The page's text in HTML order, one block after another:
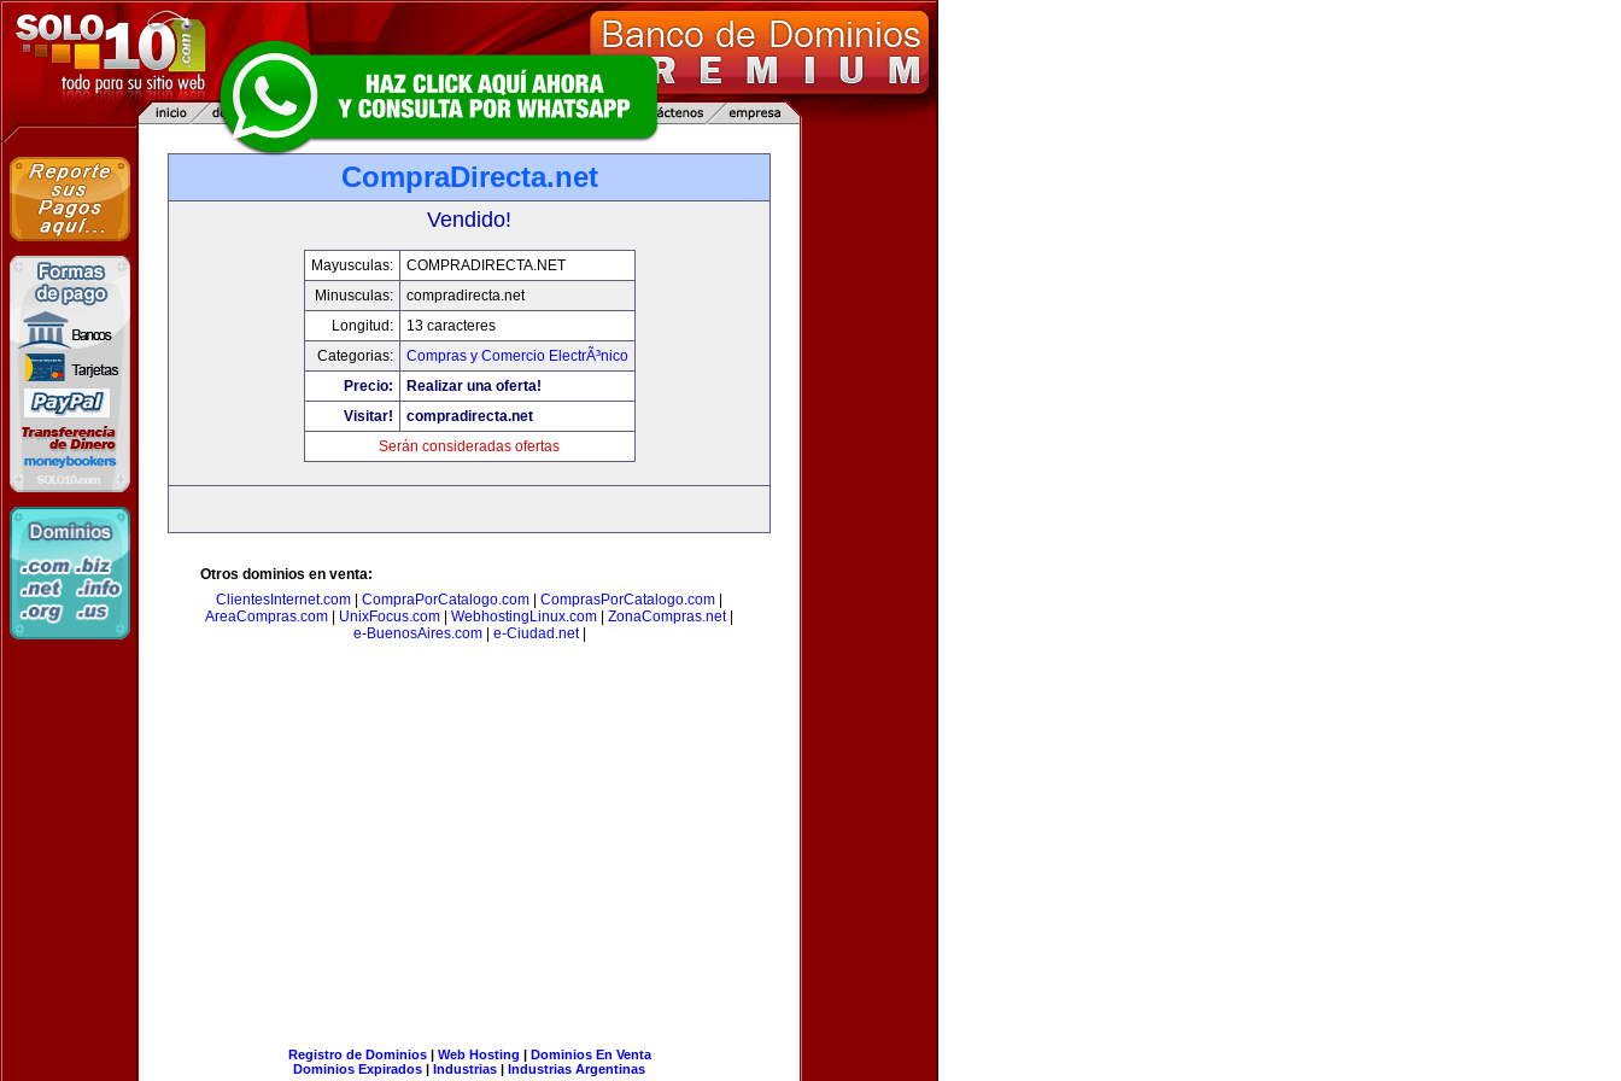
CompraDirecta.net
Vendido!
Mayusculas:
COMPRADIRECTA.NET
Minusculas:
compradirecta.net
Longitud:
13 caracteres
Categorias:
Compras y Comercio ElectrÃ³nico
Precio:
Realizar una oferta!
Visitar!
compradirecta.net
Serán consideradas ofertas
Otros dominios en venta:
ClientesInternet.com
CompraPorCatalogo.com ComprasPorCatalogo.com
AreaCompras.com
UnixFocus.com WebhostingLinux.com ZonaCompras.net|
e-BuenosAires.com| e-Ciudad.net|
Registro de Dominios| Web Hosting | Dominios En Venta
Dominios Expirados | Industrias | Industrias Argentinas